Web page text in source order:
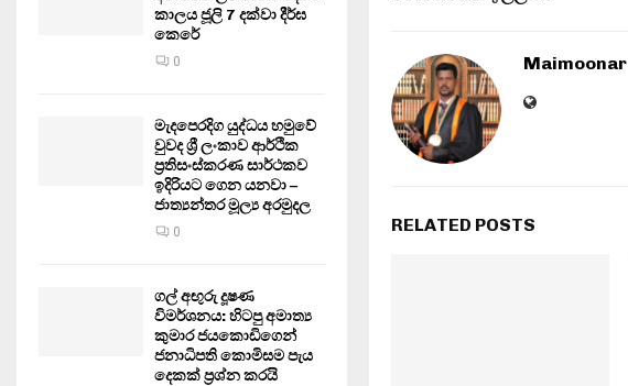
Maimoonar
RELATED POSTS
කාලය ජූලි 7 දක්වා දීර්ඝ
කෙරේ
0
මැදපෙරදිග යුද්ධය හමුවේ
වුවද ශ්‍රී ලංකාව ආර්ථික
ප්‍රතිසංස්කරණ සාර්ථකව
ඉදිරියට ගෙන යනවා –
ජාත්‍යන්තර මූල්‍ය අරමුදල
0
ගල් අඟුරු දූෂණ
විමර්ශනය: හිටපු අමාත්‍ය
කුමාර ජයකොඩිගෙන්
ජනාධිපති කොමිසම පැය
දෙකක් ප්‍රශ්න කරයි